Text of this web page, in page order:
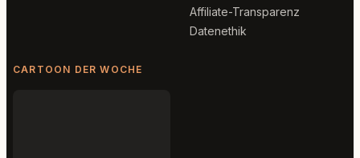
Affiliate-Transparenz
Datenethik
CARTOON DER WOCHE